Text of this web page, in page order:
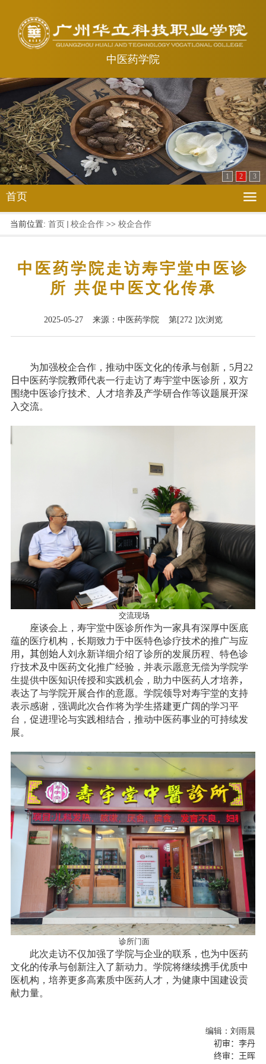
中医药学院
1 2 3
首页
当前位置: 首页 校企合作>> 校企合作
中医药学院走访寿宇堂中医诊
所 共促中医文化传承
2025-05-27 来源：中医药学院 第[272 ]次浏览
为加强校企合作，推动中医文化的传承与创新， 5月 22
日 中医药学院教师代表一行走访了寿宇堂中医诊所，双方
围绕中医诊疗技术、人才培养及产学研合作等议题展开深
入交流。
交流现场
座谈会上，寿宇堂中医诊所作为一家具有深厚中医底
蕴的医疗机构，长期致力于中医特色诊疗技术的推广与应
用 ， 其创始人刘永新详细介绍了诊所的发展历程、特色诊
疗技术及中医药文化推广经验，并表示愿意无偿为学院学
生提供中医知识传授和实践机会，助力中医药人才培养，
表达了与学院开展合作的意愿。学院领导对寿宇堂的支持
表示感谢，强调此次合作将为学生搭建更广阔的学习平
台，促进理论与实践相结合，推动中医药事业的可持续发
展。
诊所门面
此次走访不仅加强了学院与企业的联系，也为中医药
文化的传承与创新注入了新动力。学院将继续携手优质中
医机构，培养更多高素质中医药人才，为健康中国建设贡
献力量。
编辑：刘雨晨
初审 ：李丹
终审：王 晖